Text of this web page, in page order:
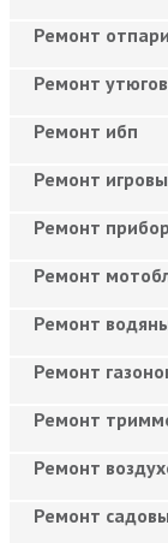
Ремонт
Ремонт утюгов
Ремонт ибп
Ремонт
Ремонт
Ремонт
Ремонт
Ремонт
Ремонт
Ремонт
Ремонт